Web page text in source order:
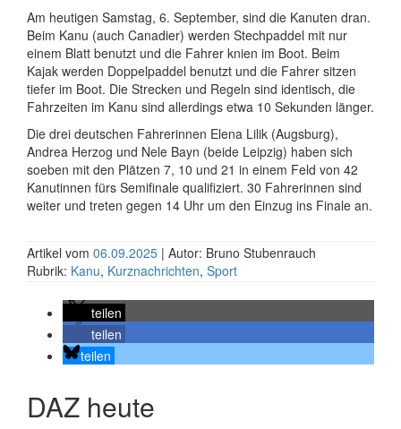
Am heutigen Samstag, 6. September, sind die Kanuten dran.
Beim Kanu (auch Canadier) werden Stechpaddel mit nur
einem Blatt benutzt und die Fahrer knien im Boot. Beim
Kajak werden Doppelpaddel benutzt und die Fahrer sitzen
tiefer im Boot. Die Strecken und Regeln sind identisch, die
Fahrzeiten im Kanu sind allerdings etwa 10 Sekunden länger.
Die drei deutschen Fahrerinnen Elena Lilik (Augsburg),
Andrea Herzog und Nele Bayn (beide Leipzig) haben sich
soeben mit den Plätzen 7, 10 und 21 in einem Feld von 42
Kanutinnen fürs Semifinale qualifiziert. 30 Fahrerinnen sind
weiter und treten gegen 14 Uhr um den Einzug ins Finale an.
Artikel vom 06.09.2025 | Autor: Bruno Stubenrauch
Rubrik: Kanu, Kurznachrichten, Sport
teilen
teilen
teilen
DAZ heute